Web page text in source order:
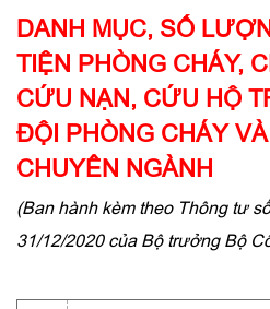
DANH MỤC, SỐ
TIỆN PHÒNG CHÁY,
CỨU NẠN, CỨU HỘ
ĐỘI PHÒNG CHÁY
CHUYÊN NGÀNH
(Ban hành kèm theo Thông tư
31/12/2020 của Bộ trưởng Bộ